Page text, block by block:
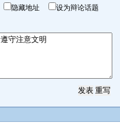
隐藏地址 设为辩论话题